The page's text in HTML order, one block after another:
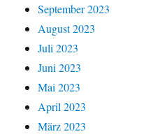
September 2023
August 2023
Juli 2023
Juni 2023
Mai 2023
April 2023
März 2023